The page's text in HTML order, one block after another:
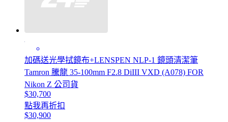
加碼送光學拭鏡布+LENSPEN NLP-1 鏡頭清潔筆
Tamron 騰龍 35-100mm F2.8 DiIII VXD (A078) FOR
Nikon Z 公司貨
$30,700
點我再折扣
$30,900